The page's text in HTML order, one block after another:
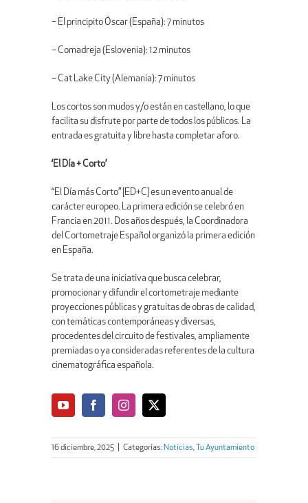
– El principito Óscar (España): 7 minutos
– Comadreja (Eslovenia): 12 minutos
– Cat Lake City (Alemania): 7 minutos
Los cortos son mudos y/o están en castellano, lo que
facilita su disfrute por parte de todos los públicos. La
entrada es gratuita y libre hasta completar aforo.
‘El Día + Corto’
“El Día más Corto” [ED+C] es un evento anual de
carácter europeo. La primera edición se celebró en
Francia en 2011. Dos años después, la Coordinadora
del Cortometraje Español organizó la primera edición
en España.
Se trata de una iniciativa que busca celebrar,
promocionar y difundir el cortometraje mediante
proyecciones públicas y gratuitas de obras de calidad,
con temáticas contemporáneas y diversas,
procedentes del circuito de festivales, ampliamente
premiadas o ya consideradas referentes de la cultura
cinematográfica española.
16 diciembre, 2025 Categorías: Noticias, Tu Ayuntamiento